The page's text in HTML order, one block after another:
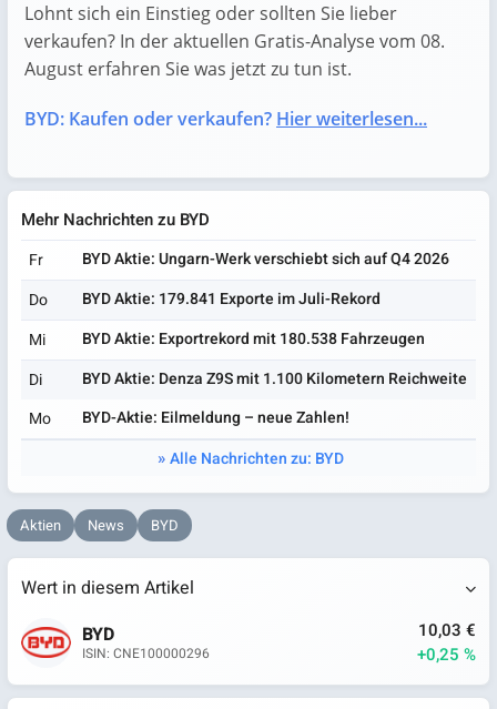
Lohnt sich ein Einstieg oder sollten Sie lieber
verkaufen? In der aktuellen Gratis-Analyse vom 08.
August erfahren Sie was jetzt zu tun ist.
BYD: Kaufen oder verkaufen? Hier weiterlesen...
Mehr Nachrichten zu BYD
Fr
BYD Aktie: Ungarn-Werk verschiebt sich auf Q4 2026
Do
BYD Aktie: 179.841 Exporte im Juli-Rekord
Mi
BYD Aktie: Exportrekord mit 180.538 Fahrzeugen
Di
BYD Aktie: Denza Z9S mit 1.100 Kilometern Reichweite
Mo
BYD-Aktie: Eilmeldung – neue Zahlen!
Alle Nachrichten zu: BYD
Aktien News BYD
Wert in diesem Artikel
BYD
ISIN: CNE100000296
10,03 €
+0,25 %